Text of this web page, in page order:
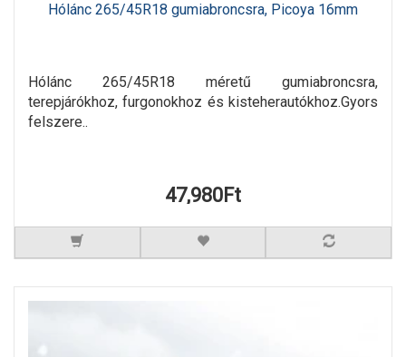
Hólánc 265/45R18 gumiabroncsra, Picoya 16mm
Hólánc 265/45R18 méretű gumiabroncsra,
terepjárókhoz, furgonokhoz és kisteherautókhoz.Gyors
felszere..
47,980Ft